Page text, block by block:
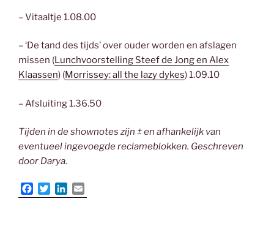
– Vitaaltje 1.08.00
– ‘De tand des tijds’ over ouder worden en afslagen
missen (Lunchvoorstelling Steef de Jong en Alex
Klaassen) (Morrissey: all the lazy dykes) 1.09.10
– Afsluiting 1.36.50
Tijden in de shownotes zijn ± en afhankelijk van
eventueel ingevoegde reclameblokken. Geschreven
door Darya.
a
w
i
m